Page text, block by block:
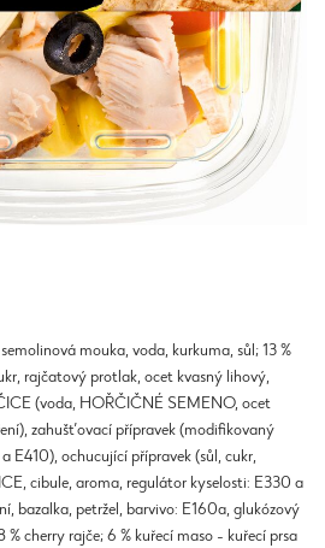
mouka, voda, kurkuma, sůl; 13 %
rajčatový protlak, ocet kvasný lihový,
(voda, HOŘČIČNÉ SEMENO, ocet
zahušťovací přípravek (modifikovaný
E410), ochucující přípravek (sůl, cukr,
cibule, aroma, regulátor kyselosti: E330 a
bazalka, petržel, barvivo: E160a, glukózový
cherry rajče; 6 % kuřecí maso - kuřecí prsa